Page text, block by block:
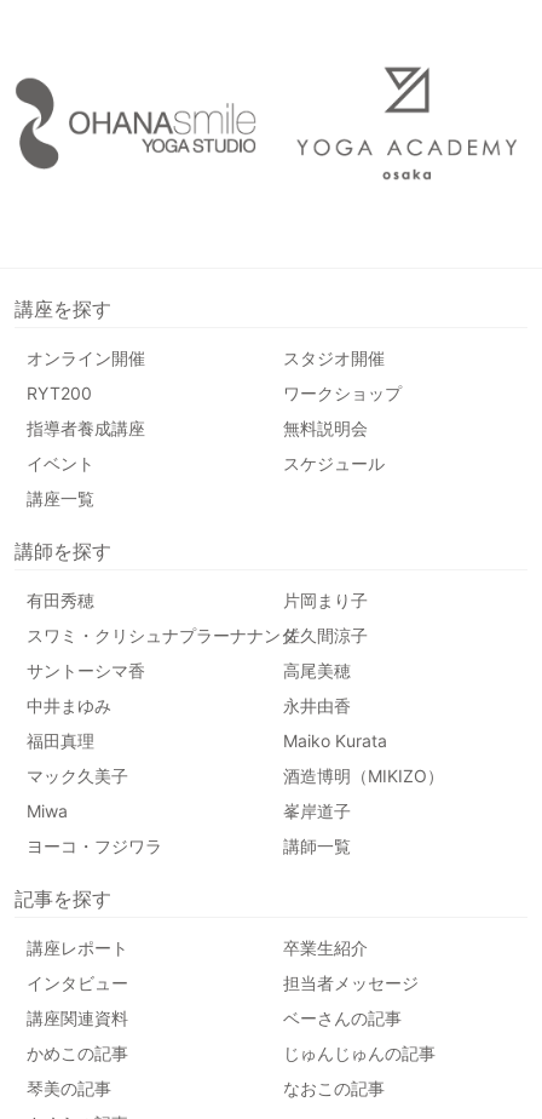
講座を探す
オンライン開催
スタジオ開催
RYT200
ワークショップ
指導者養成講座
無料説明会
イベント
スケジュール
講座一覧
講師を探す
有田秀穂
片岡まり子
スワミ・クリシュナプラーナナンダ佐久間涼子
サントーシマ香
高尾美穂
中井まゆみ
永井由香
福田真理
Maiko Kurata
マック久美子
酒造博明（MIKIZO）
Miwa
峯岸道子
ヨーコ・フジワラ
講師一覧
記事を探す
講座レポート
卒業生紹介
インタビュー
担当者メッセージ
講座関連資料
ベーさんの記事
かめこの記事
じゅんじゅんの記事
琴美の記事
なおこの記事